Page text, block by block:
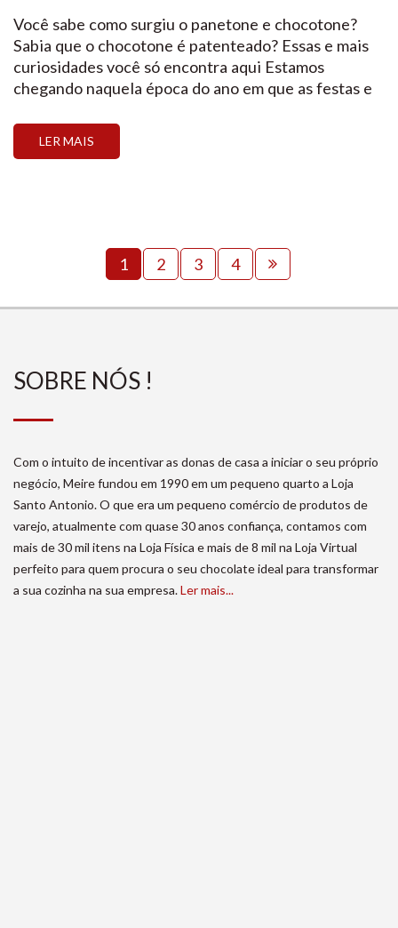
Você sabe como surgiu o panetone e chocotone?
Sabia que o chocotone é patenteado? Essas e mais
curiosidades você só encontra aqui Estamos
chegando naquela época do ano em que as festas e
Então nessa matéria, trouxemos algumas
curiosidades de como surgiu o famoso panetone e
LER MAIS
1 2 3 4
SOBRE NÓS !
Com o intuito de incentivar as donas de casa a iniciar o seu próprio
negócio, Meire fundou em 1990 em um pequeno quarto a Loja
Santo Antonio. O que era um pequeno comércio de produtos de
varejo, atualmente com quase 30 anos confiança, contamos com
mais de 30 mil itens na Loja Física e mais de 8 mil na Loja Virtual
perfeito para quem procura o seu chocolate ideal para transformar
a sua cozinha na sua empresa.Ler mais...